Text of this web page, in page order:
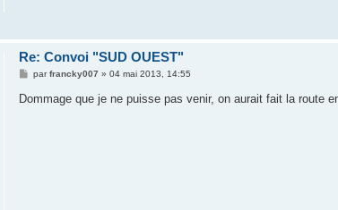
Re: Convoi "SUD OUEST"
M
s
s
parfrancky007 » 04 mai 2013, 14:55
Dommage que je ne puisse pas venir, on aurait fait la route